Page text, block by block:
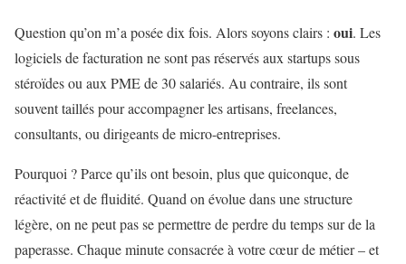
Question qu’on m’a posée dix fois. Alors soyons clairs : oui. Les
logiciels de facturation ne sont pas réservés aux startups sous
stéroïdes ou aux PME de 30 salariés. Au contraire, ils sont
souvent taillés pour accompagner les artisans, freelances,
consultants, ou dirigeants de micro-entreprises.
Pourquoi ? Parce qu’ils ont besoin, plus que quiconque, de
réactivité et de fluidité. Quand on évolue dans une structure
légère, on ne peut pas se permettre de perdre du temps sur de la
paperasse. Chaque minute consacrée à votre cœur de métier – et